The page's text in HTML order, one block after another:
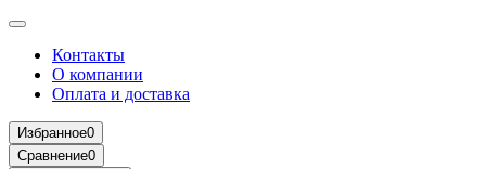
Контакты
О компании
Оплата и доставка
Избранное0
Сравнение0